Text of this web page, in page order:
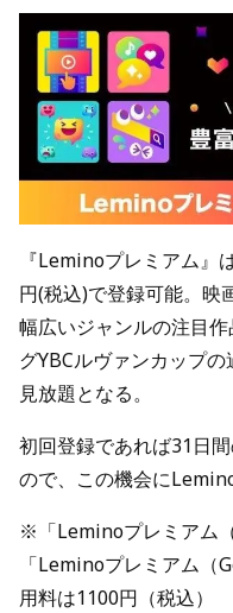
『Leminoプレミアム
円(税込)で登録可能。映
幅広いジャンルの注目
グYBCルヴァンカップ
見放題となる。
初回登録であれば31日
ので、この機会に
※「Leminoプレミアム
「Leminoプレミアム（
用料は1100円（税込）